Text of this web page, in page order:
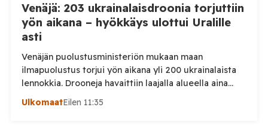
Venäjä: 203 ukrainalaisdroonia torjuttiin
yön aikana – hyökkäys ulottui Uralille
asti
Venäjän puolustusministeriön mukaan maan
ilmapuolustus torjui yön aikana yli 200 ukrainalaista
lennokkia. Drooneja havaittiin laajalla alueella aina
Uralille asti. Venäjän puolustusministeriön virallisen
UlkomaatEilen 11:35